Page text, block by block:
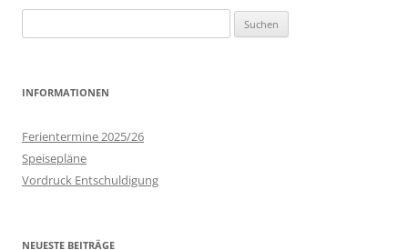
nach:
INFORMATIONEN
Ferientermine 2025/26
Speisepläne
Vordruck Entschuldigung
NEUESTE BEITRÄGE